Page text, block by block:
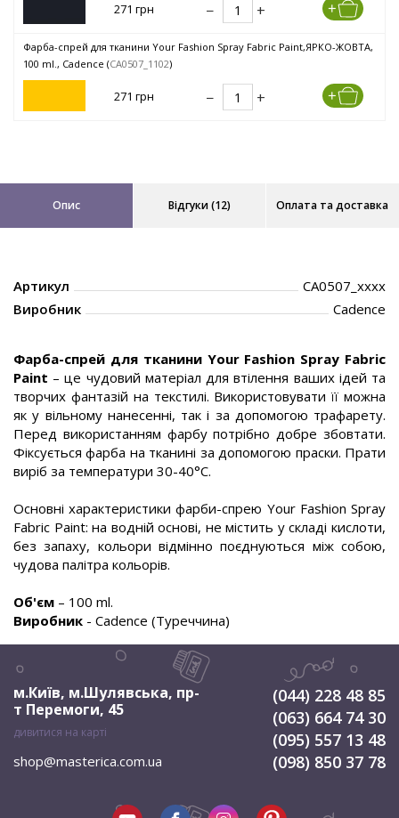
271 грн
Фарба-спрей для тканини Your Fashion Spray Fabric Paint,ЯРКО-ЖОВТА,
100 ml., Cadence (CA0507_1102)
271 грн
Опис Відгуки (12) Оплата та доставка
Артикул
CA0507_xxxx
Виробник
Cadence
Фарба-спрей для тканини Your Fashion Spray Fabric
Paint – це чудовий матеріал для втілення ваших ідей та
творчих фантазій на текстилі. Використовувати її можна
як у вільному нанесенні, так і за допомогою трафарету.
Перед використанням фарбу потрібно добре збовтати.
Фіксується фарба на тканині за допомогою праски. Прати
виріб за температури 30-40°С.
Основні характеристики фарби-спрею Your Fashion Spray
Fabric Paint: на водній основі, не містить у складі кислоти,
без запаху, кольори відмінно поєднуються між собою,
чудова палітра кольорів.
Об'єм – 100 ml.
Виробник - Cadence (Туреччина)
м.Київ, м.Шулявська, пр-
т Перемоги, 45
дивитися на карті
shop@masterica.com.ua
(044) 228 48 85
(063) 664 74 30
(095) 557 13 48
(098) 850 37 78